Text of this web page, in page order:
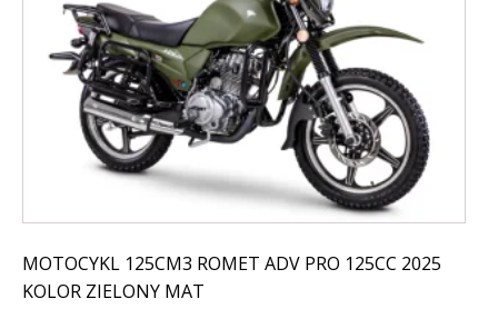
MOTOCYKL 125CM3 ROMET ADV PRO 125CC 2025
KOLOR ZIELONY MAT